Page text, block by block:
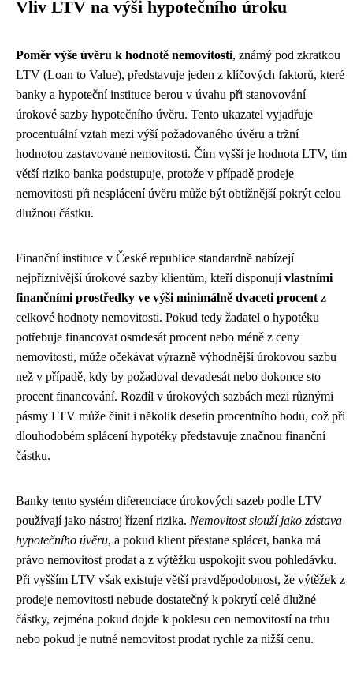
Vliv LTV na výši hypotečního úroku
Poměr výše úvěru k hodnotě nemovitosti, známý pod zkratkou
LTV (Loan to Value), představuje jeden z klíčových faktorů, které
banky a hypoteční instituce berou v úvahu při stanovování
úrokové sazby hypotečního úvěru. Tento ukazatel vyjadřuje
procentuální vztah mezi výší požadovaného úvěru a tržní
hodnotou zastavované nemovitosti. Čím vyšší je hodnota LTV, tím
větší riziko banka podstupuje, protože v případě prodeje
nemovitosti při nesplácení úvěru může být obtížnější pokrýt celou
dlužnou částku.
Finanční instituce v České republice standardně nabízejí
nejpříznivější úrokové sazby klientům, kteří disponujívlastními
finančními prostředky ve výši minimálně dvaceti procent z
celkové hodnoty nemovitosti. Pokud tedy žadatel o hypotéku
potřebuje financovat osmdesát procent nebo méně z ceny
nemovitosti, může očekávat výrazně výhodnější úrokovou sazbu
než v případě, kdy by požadoval devadesát nebo dokonce sto
procent financování. Rozdíl v úrokových sazbách mezi různými
pásmy LTV může činit i několik desetin procentního bodu, což při
dlouhodobém splácení hypotéky představuje značnou finanční
částku.
Banky tento systém diferenciace úrokových sazeb podle LTV
používají jako nástroj řízení rizika. Nemovitost slouží jako zástava
hypotečního úvěru, a pokud klient přestane splácet, banka má
právo nemovitost prodat a z výtěžku uspokojit svou pohledávku.
Při vyšším LTV však existuje větší pravděpodobnost, že výtěžek z
prodeje nemovitosti nebude dostatečný k pokrytí celé dlužné
částky, zejména pokud dojde k poklesu cen nemovitostí na trhu
nebo pokud je nutné nemovitost prodat rychle za nižší cenu.